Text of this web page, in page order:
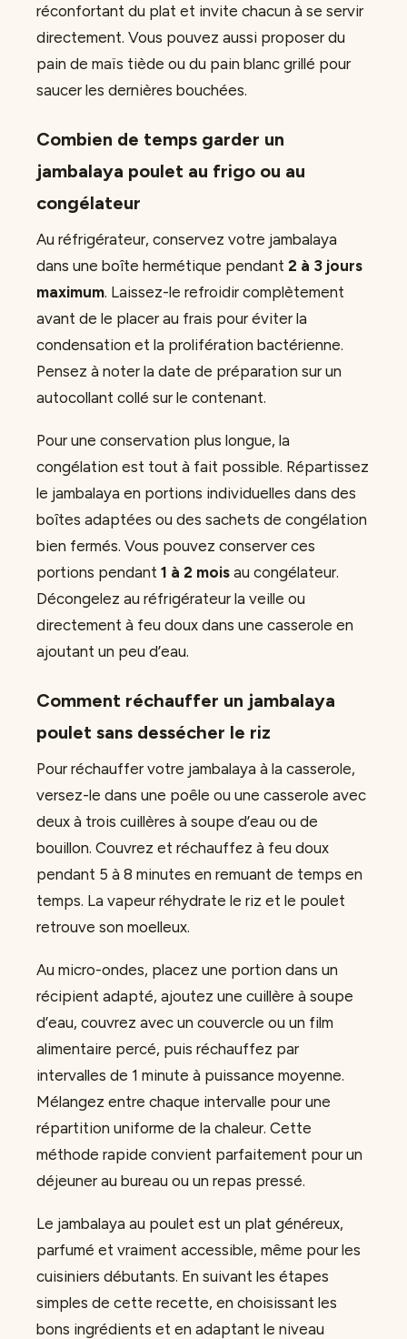
réconfortant du plat et invite chacun à se servir
directement. Vous pouvez aussi proposer du
pain de maïs tiède ou du pain blanc grillé pour
saucer les dernières bouchées.
Combien de temps garder un
jambalaya poulet au frigo ou au
congélateur
Au réfrigérateur, conservez votre jambalaya
dans une boîte hermétique pendant 2 à 3 jours
maximum. Laissez-le refroidir complètement
avant de le placer au frais pour éviter la
condensation et la prolifération bactérienne.
Pensez à noter la date de préparation sur un
autocollant collé sur le contenant.
Pour une conservation plus longue, la
congélation est tout à fait possible. Répartissez
le jambalaya en portions individuelles dans des
boîtes adaptées ou des sachets de congélation
bien fermés. Vous pouvez conserver ces
portions pendant 1 à 2 mois au congélateur.
Décongelez au réfrigérateur la veille ou
directement à feu doux dans une casserole en
ajoutant un peu d’eau.
Comment réchauffer un jambalaya
poulet sans dessécher le riz
Pour réchauffer votre jambalaya à la casserole,
versez-le dans une poêle ou une casserole avec
deux à trois cuillères à soupe d’eau ou de
bouillon. Couvrez et réchauffez à feu doux
pendant 5 à 8 minutes en remuant de temps en
temps. La vapeur réhydrate le riz et le poulet
retrouve son moelleux.
Au micro-ondes, placez une portion dans un
récipient adapté, ajoutez une cuillère à soupe
d’eau, couvrez avec un couvercle ou un film
alimentaire percé, puis réchauffez par
intervalles de 1 minute à puissance moyenne.
Mélangez entre chaque intervalle pour une
répartition uniforme de la chaleur. Cette
méthode rapide convient parfaitement pour un
déjeuner au bureau ou un repas pressé.
Le jambalaya au poulet est un plat généreux,
parfumé et vraiment accessible, même pour les
cuisiniers débutants. En suivant les étapes
simples de cette recette, en choisissant les
bons ingrédients et en adaptant le niveau